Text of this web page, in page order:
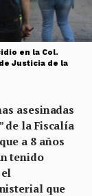
en la Col.
Justicia de la
asesinadas
de la Fiscalía
a 8 años
tenido
que